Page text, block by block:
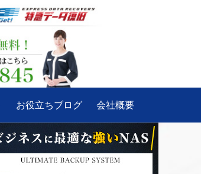
お役立ちブログ 会社概要